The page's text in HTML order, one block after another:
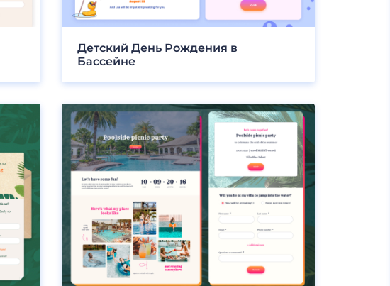
Детский День Рождения в
Бассейне